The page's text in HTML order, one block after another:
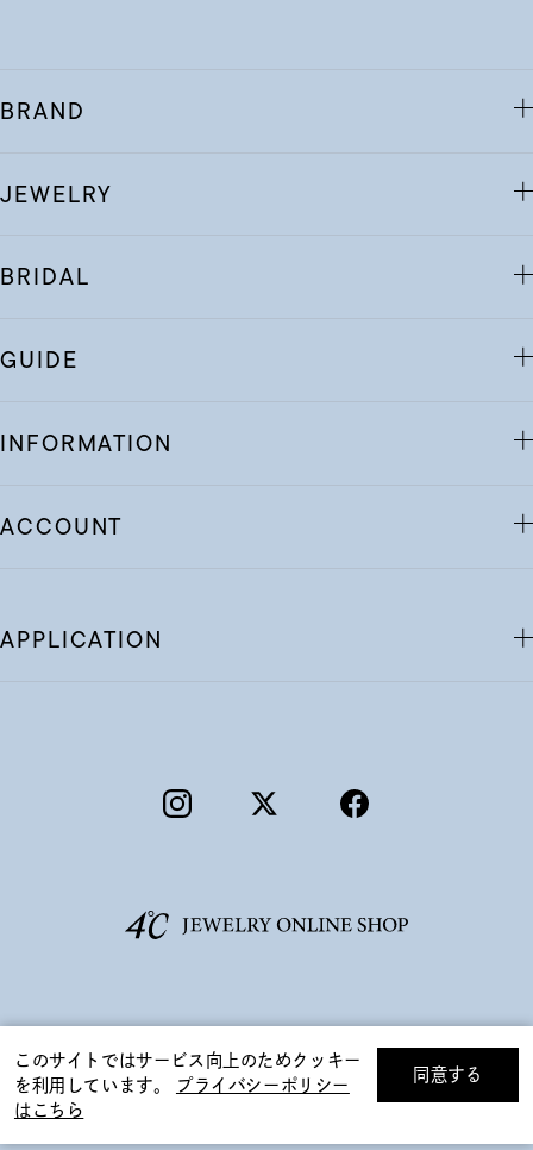
絞り込んで検索する
BRAND
JEWELRY
BRIDAL
GUIDE
INFORMATION
ACCOUNT
APPLICATION
このサイトではサービス向上のためクッキー
を利用しています。
プライバシーポリシー
はこちら
同意する